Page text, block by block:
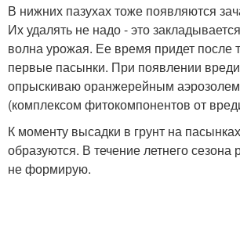
В нижних пазухах тоже появляются
Их удалять не надо - это
волна урожая. Ее время придет после
первые пасынки. При появлении
опрыскиваю оранжерейным аэрозолем
(комплексом фитокомпонентов от
К моменту высадки в грунт на
образуются. В течение летнего
не формирую.